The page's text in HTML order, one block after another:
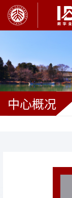
中心概况